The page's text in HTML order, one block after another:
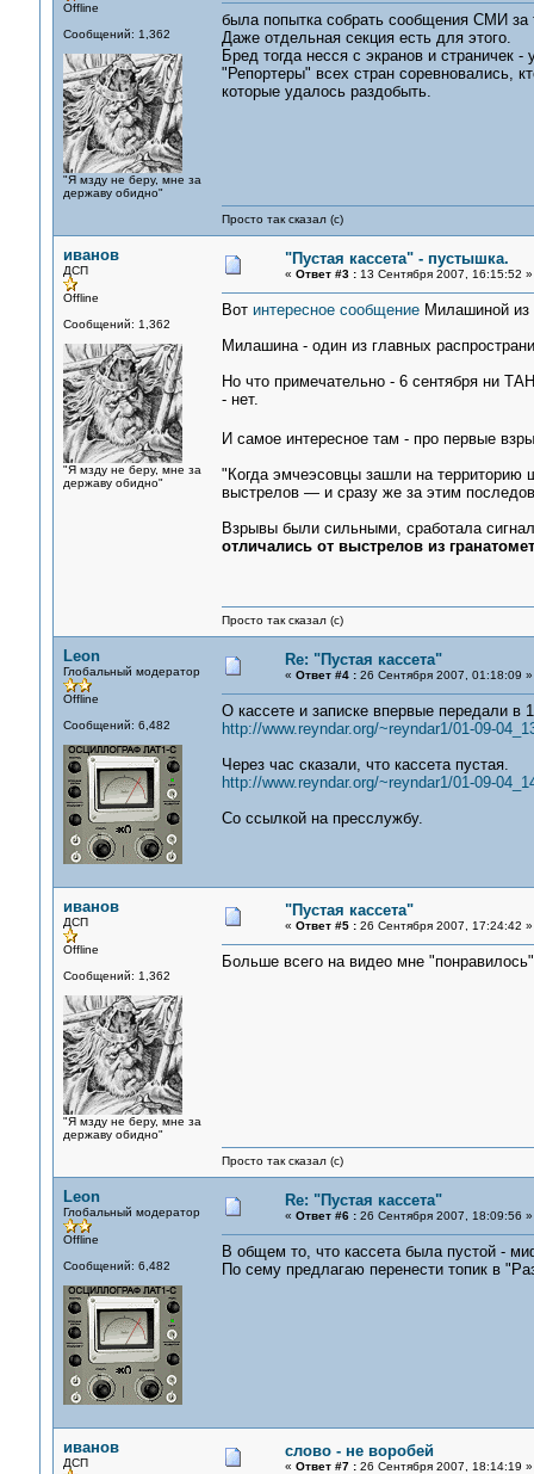
Offline
Сообщений: 1,362
"Я мзду не беру, мне за
державу обидно"
была попытка собрать сообщения СМИ за
Даже отдельная секция есть для этого.
Бред тогда несся с экранов и страничек
"Репортеры" всех стран соревновались,
которые удалось раздобыть.
Просто так сказал (с)
иванов
ДСП
Offline
Сообщений: 1,362
"Я мзду не беру, мне за
державу обидно"
"Пустая кассета" - пустышка.
« Ответ #3 :13 Сентября 2007, 16:15:52 »
Вот интересное сообщениеМилашиной из
Милашина - один из главных
Но что примечательно - 6 сентября ни
- нет.
И самое интересное там - про первые
"Когда эмчеэсовцы зашли на территорию
выстрелов — и сразу же за этим
Взрывы были сильными, сработала
отличались от выстрелов из
Просто так сказал (с)
Leon
Глобальный модератор
Offline
Сообщений: 6,482
Re: "Пустая кассета"
« Ответ #4 :26 Сентября 2007, 01:18:09 »
О кассете и записке впервые передали в
http://www.reyndar.org/~reyndar1/01-09-
Через час сказали, что кассета пустая.
http://www.reyndar.org/~reyndar1/01-09-
Со ссылкой на пресслужбу.
иванов
ДСП
Offline
Сообщений: 1,362
"Я мзду не беру, мне за
державу обидно"
"Пустая кассета"
« Ответ #5 :26 Сентября 2007, 17:24:42 »
Больше всего на видео мне
Просто так сказал (с)
Leon
Глобальный модератор
Offline
Сообщений: 6,482
Re: "Пустая кассета"
« Ответ #6 :26 Сентября 2007, 18:09:56 »
В общем то, что кассета была пустой -
По сему предлагаю перенести топик в
иванов
ДСП
слово - не воробей
« Ответ #7 :26 Сентября 2007, 18:14:19 »